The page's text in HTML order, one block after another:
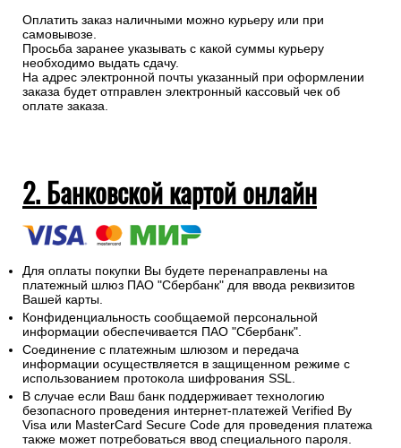
Оплатить заказ наличными можно курьеру или при
самовывозе.
Просьба заранее указывать с какой суммы курьеру
необходимо выдать сдачу.
На адрес электронной почты указанный при оформлении
заказа будет отправлен электронный кассовый чек об
оплате заказа.
2. Банковской картой онлайн
Для оплаты покупки Вы будете перенаправлены на
платежный шлюз ПАО "Сбербанк" для ввода реквизитов
Вашей карты.
Конфиденциальность сообщаемой персональной
информации обеспечивается ПАО "Сбербанк".
Соединение с платежным шлюзом и передача
информации осуществляется в защищенном режиме с
использованием протокола шифрования SSL.
В случае если Ваш банк поддерживает технологию
безопасного проведения интернет-платежей Verified By
Visa или MasterCard Secure Code для проведения платежа
также может потребоваться ввод специального пароля.